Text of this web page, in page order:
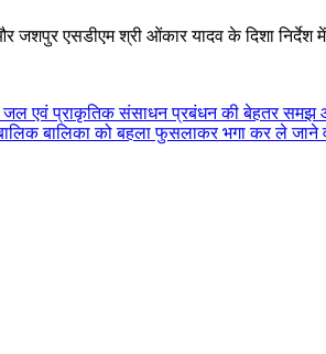
जशपुर एसडीएम श्री ओंकार यादव के दिशा
जल एवं प्राकृतिक संसाधन प्रबंधन की बेहतर समझ
बालिका को बहला फुसलाकर भगा कर ले